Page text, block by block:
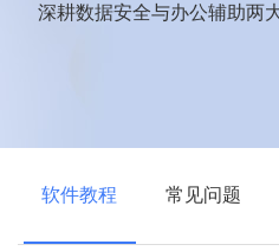
深耕数据安全与办公辅助两
软件教程 常见问题